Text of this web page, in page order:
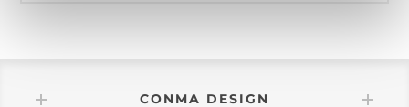
CONMA DESIGN